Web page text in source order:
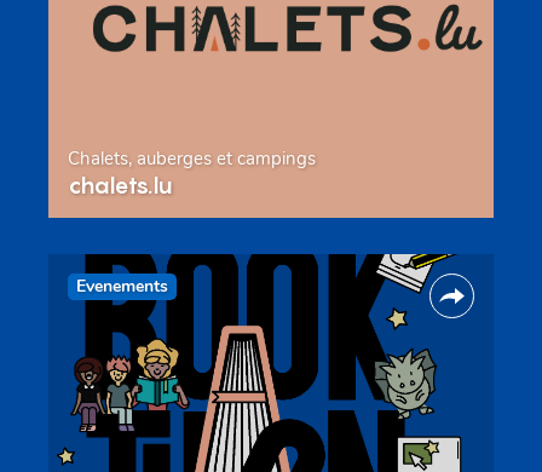
Chalets, auberges et campings
chalets.lu
Evenements